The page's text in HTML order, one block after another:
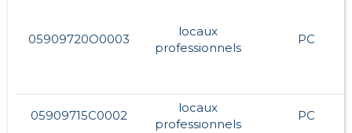
05909720O0003
locaux
professionnels
PC
05909715C0002
locaux
professionnels
PC